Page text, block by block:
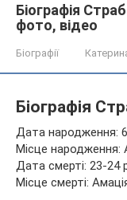
Біографія
фото, відео
Біографії
Біографія
Дата народження:
Місце народження:
Дата смерті: 23-24
Місце смерті: